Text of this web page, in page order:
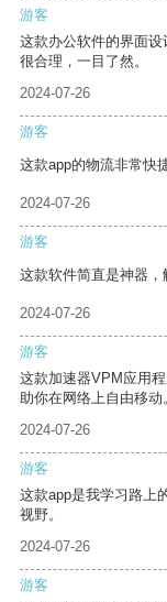
游客
这款办公软件的界面
很合理，一目了然。
2024-07-26
游客
这款app的物流非常快
2024-07-26
游客
这款软件简直是神器，
2024-07-26
游客
这款加速器VPM应用
助你在网络上自由移动
2024-07-26
游客
这款app是我学习路上
视野。
2024-07-26
游客